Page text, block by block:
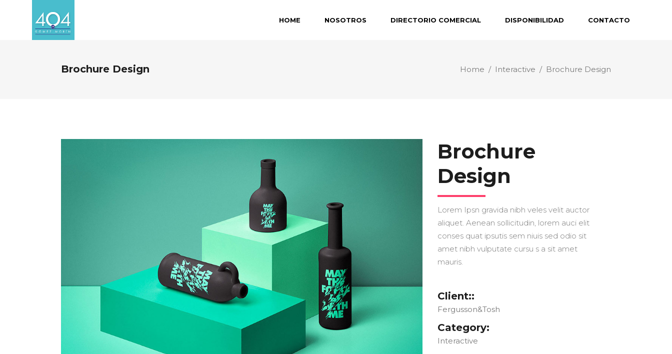
HOME NOSOTROS DIRECTORIO COMERCIAL DISPONIBILIDAD CONTACTO
Brochure Design Home / Interactive / Brochure Design
Brochure
Design
Lorem Ipsn gravida nibh veles velit auctor
aliquet. Aenean sollicitudin, lorem auci elit
conses quat ipsutis sem niuis sed odio sit
amet nibh vulputate cursu s a sit amet
mauris.
Client::
Fergusson&Tosh
Category:
Interactive